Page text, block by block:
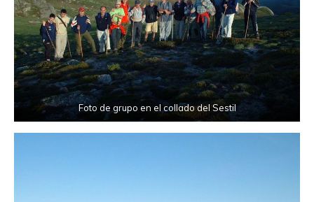
Foto de grupo en el collado del Sestil